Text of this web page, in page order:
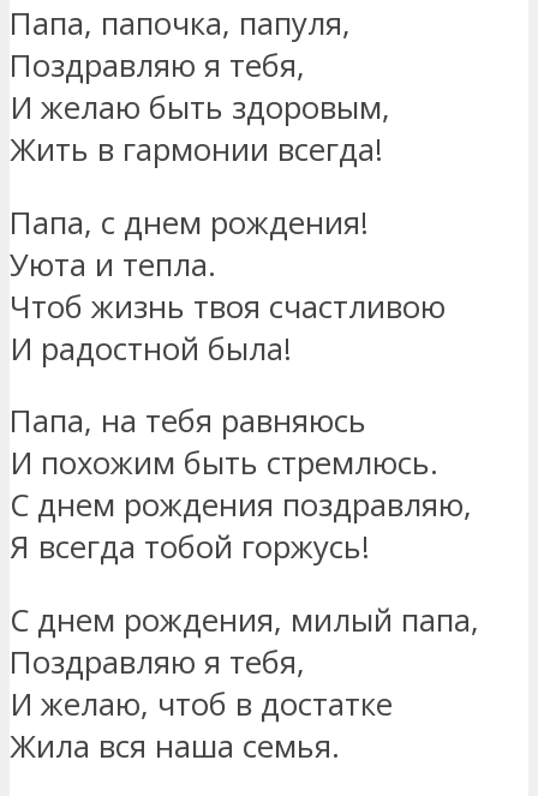
Папа, папочка, папуля,
Поздравляю я тебя,
И желаю быть здоровым,
Жить в гармонии всегда!
Папа, с днем рождения!
Уюта и тепла.
Чтоб жизнь твоя счастливою
И радостной была!
Папа, на тебя равняюсь
И похожим быть стремлюсь.
С днем рождения поздравляю,
Я всегда тобой горжусь!
С днем рождения, милый папа,
Поздравляю я тебя,
И желаю, чтоб в достатке
Жила вся наша семья.